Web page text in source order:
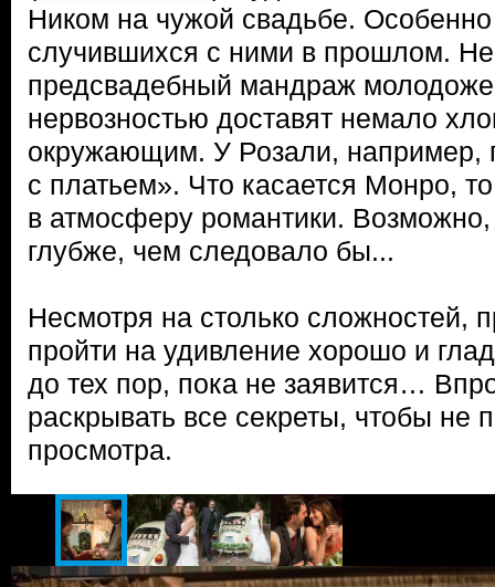
Ником на чужой свадьбе. Особенно
случившихся с ними в прошлом. Не
предсвадебный мандраж
нервозностью доставят немало
окружающим. У Розали, например,
с платьем». Что касается Монро,
в атмосферу романтики. Возможно,
глубже, чем следовало бы...
Несмотря на столько сложностей,
пройти на удивление хорошо и
до тех пор, пока не заявится…
раскрывать все секреты, чтобы не
просмотра.